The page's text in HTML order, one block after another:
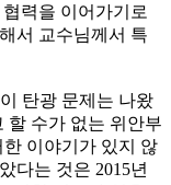
력을 이어가기로
서 교수님께서 특
탄광 문제는 나왔
할 수가 없는 위안부
이야기가 있지 않
다는 것은 2015년